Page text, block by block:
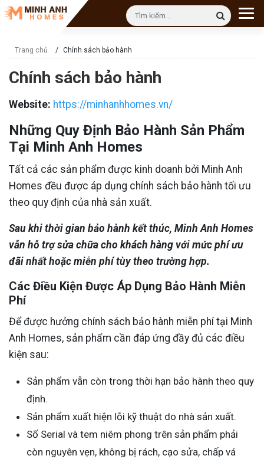
Trang chủ / Chính sách bảo hành
Chính sách bảo hành
Website: https://minhanhhomes.vn/
Những Quy Định Bảo Hành Sản Phẩm
Tại Minh Anh Homes
Tất cả các sản phẩm được kinh doanh bởi Minh Anh
Homes đều được áp dụng chính sách bảo hành tối ưu
theo quy định của nhà sản xuất.
Sau khi thời gian bảo hành kết thúc, Minh Anh Homes
vẫn hỗ trợ sửa chữa cho khách hàng với mức phí ưu
đãi nhất hoặc miễn phí tùy theo trường hợp.
Các Điều Kiện Được Áp Dụng Bảo Hành Miễn
Phí
Để được hưởng chính sách bảo hành miễn phí tại Minh
Anh Homes, sản phẩm cần đáp ứng đầy đủ các điều
kiện sau:
Sản phẩm vẫn còn trong thời hạn bảo hành theo quy
định.
Sản phẩm xuất hiện lỗi kỹ thuật do nhà sản xuất.
Số Serial và tem niêm phong trên sản phẩm phải
còn nguyên vẹn, không bị rách, cạo sửa, chấp vá